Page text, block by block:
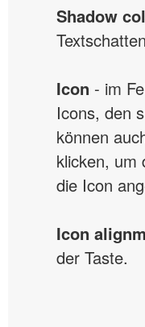
Shadow
Icon - im
Icons, den
können
klicken, um
die Icon
Icon
der Taste.